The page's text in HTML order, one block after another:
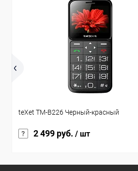
teXet TM-B226 Черный-красный
2 499 руб. / шт